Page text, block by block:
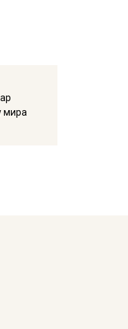
ткань).
мира